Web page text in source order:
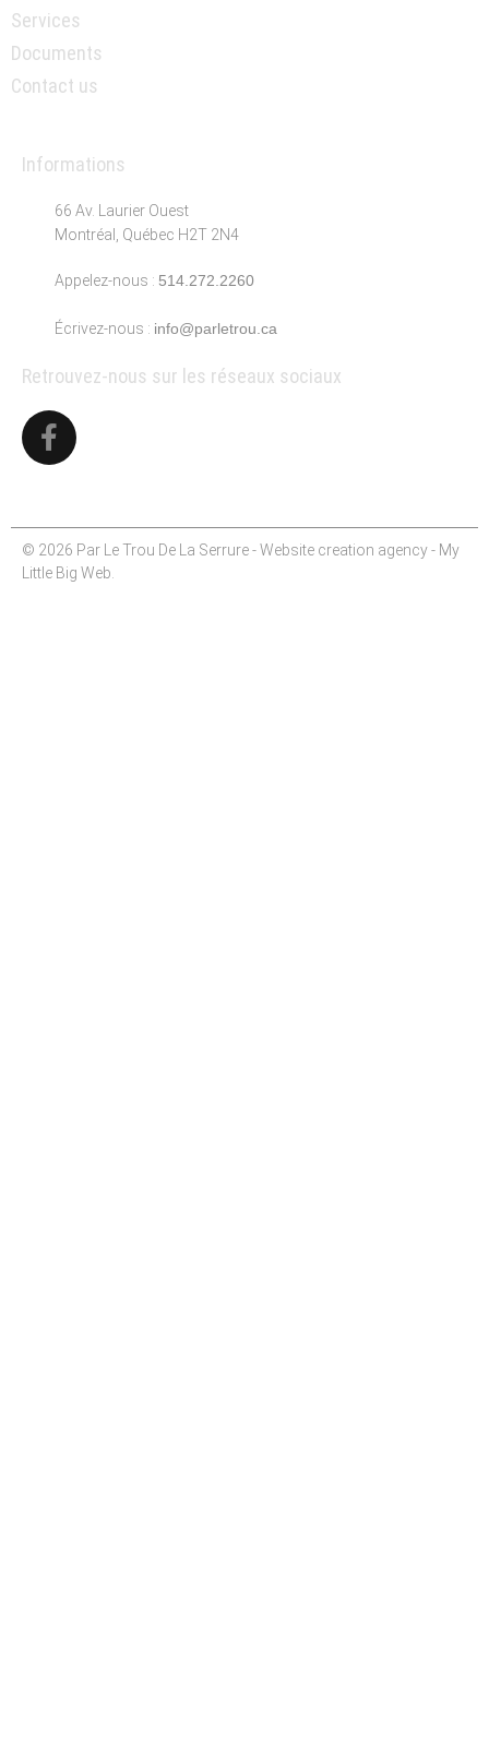
Services
Documents
Contact us
Informations
66 Av. Laurier Ouest
Montréal, Québec H2T 2N4
Appelez-nous : 514.272.2260
Écrivez-nous : info@parletrou.ca
Retrouvez-nous sur les réseaux sociaux
© 2026 Par Le Trou De La Serrure - Website creation agency - My
Little Big Web.